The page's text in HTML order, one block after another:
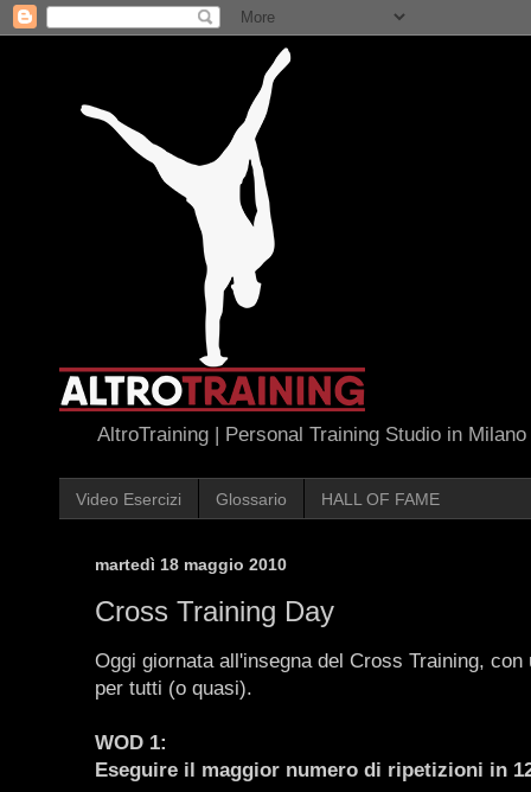
AltroTraining | Personal Training Studio in Milano
Video Esercizi Glossario HALL OF FAME
martedì 18 maggio 2010
Cross Training Day
Oggi giornata all'insegna del Cross Training,
per tutti (o quasi).
WOD 1:
Eseguire il maggior numero di ripetizioni in